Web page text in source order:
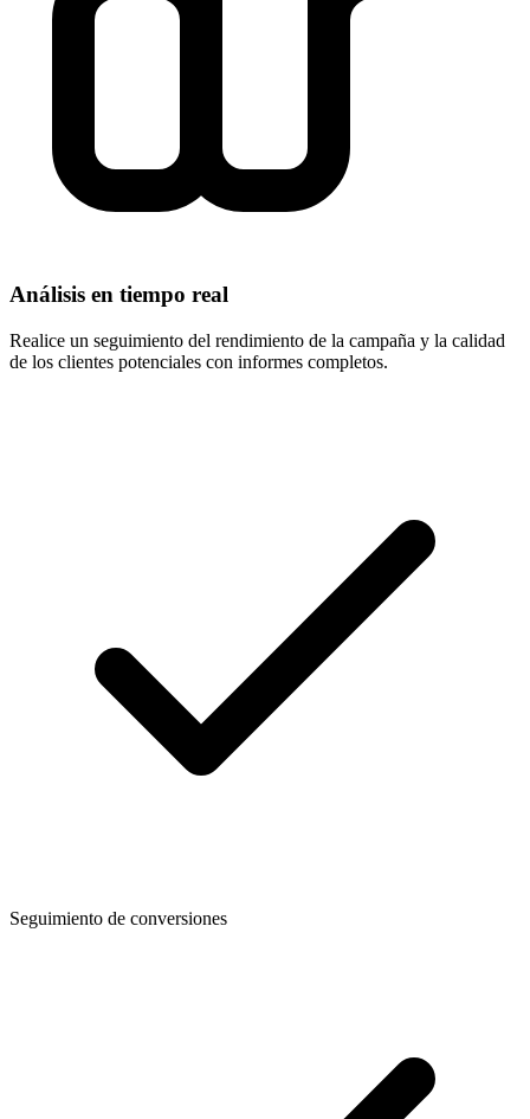
Análisis en tiempo real
Realice un seguimiento del rendimiento de la campaña y la calidad
de los clientes potenciales con informes completos.
Seguimiento de conversiones